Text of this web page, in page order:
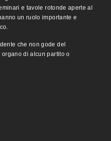
e tavole rotonde aperte al
un ruolo importante e
che non gode del
di alcun partito o